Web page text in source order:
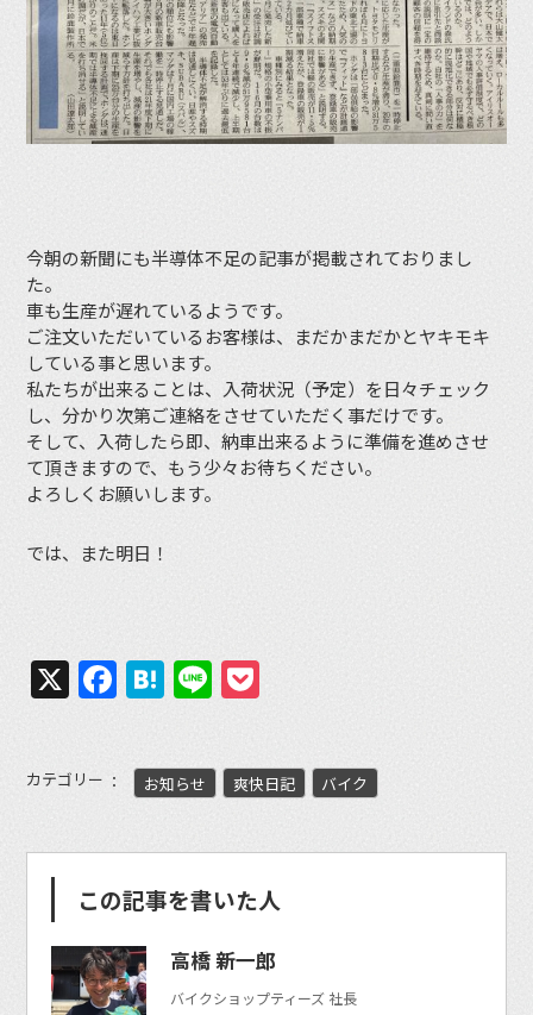
今朝の新聞にも半導体不足の記事が掲載されておりまし
た。
車も生産が遅れているようです。
ご注文いただいているお客様は、まだかまだかとヤキモキ
している事と思います。
私たちが出来ることは、入荷状況（予定）を日々チェック
し、分かり次第ご連絡をさせていただく事だけです。
そして、入荷したら即、納車出来るように準備を進めさせ
て頂きますので、もう少々お待ちください。
よろしくお願いします。
では、また明日！
X Facebook
Hatena
Line
カテゴリー お知らせ 爽快日記 バイク
この記事を書いた人
高橋 新一郎
バイクショップティーズ 社長